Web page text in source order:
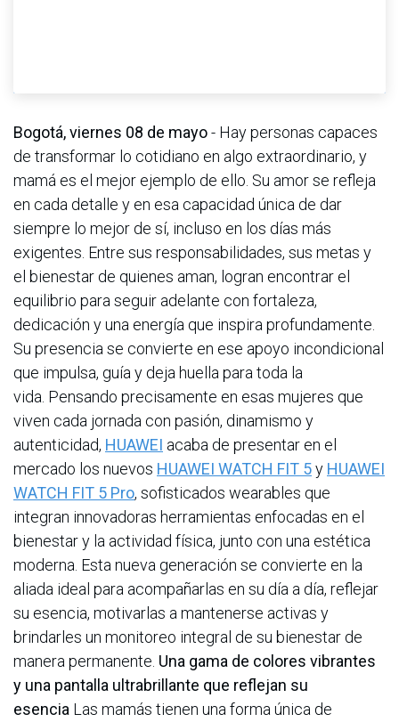
Bogotá, viernes 08 de mayo- Hay personas capaces
de transformar lo cotidiano en algo extraordinario, y
mamá es el mejor ejemplo de ello. Su amor se refleja
en cada detalle y en esa capacidad única de dar
siempre lo mejor de sí, incluso en los días más
exigentes. Entre sus responsabilidades, sus metas y
el bienestar de quienes aman, logran encontrar el
equilibrio para seguir adelante con fortaleza,
dedicación y una energía que inspira profundamente.
Su presencia se convierte en ese apoyo incondicional
que impulsa, guía y deja huella para toda la
vida. Pensando precisamente en esas mujeres que
viven cada jornada con pasión, dinamismo y
autenticidad, HUAWEI acaba de presentar en el
mercado los nuevos HUAWEI WATCH FIT 5y HUAWEI
WATCH FIT 5 Pro, sofisticados wearables que
integran innovadoras herramientas enfocadas en el
bienestar y la actividad física, junto con una estética
moderna. Esta nueva generación se convierte en la
aliada ideal para acompañarlas en su día a día, reflejar
su esencia, motivarlas a mantenerse activas y
brindarles un monitoreo integral de su bienestar de
manera permanente. Una gama de colores vibrantes
y una pantalla ultrabrillante que reflejan su
esencia Las mamás tienen una forma única de